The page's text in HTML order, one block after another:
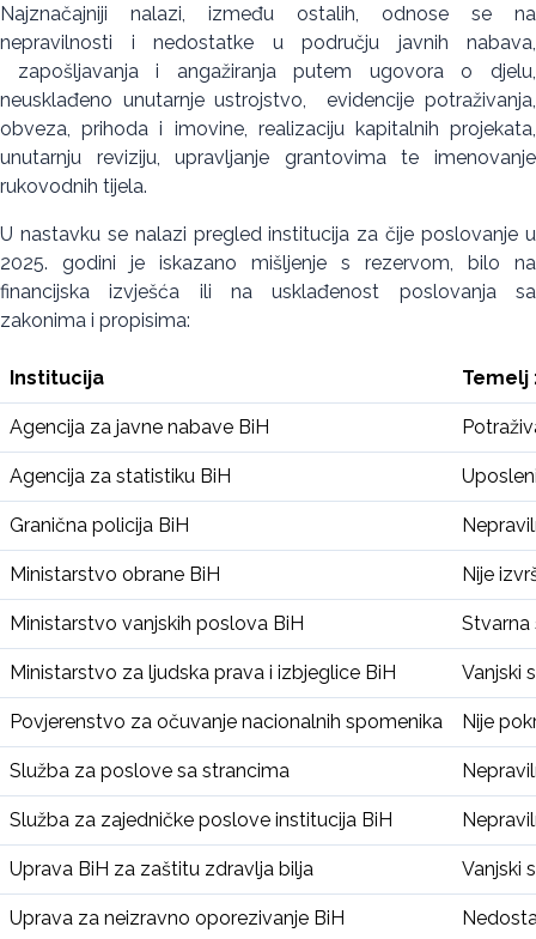
Najznačajniji nalazi, između ostalih, odnose se na
nepravilnosti i nedostatke u području javnih nabava,
zapošljavanja i angažiranja putem ugovora o djelu,
neusklađeno unutarnje ustrojstvo, evidencije potraživanja,
obveza, prihoda i imovine, realizaciju kapitalnih projekata,
unutarnju reviziju, upravljanje grantovima te imenovanje
rukovodnih tijela.
U nastavku se nalazi pregled institucija za čije poslovanje u
2025. godini je iskazano mišljenje s rezervom, bilo na
financijska izvješća ili na usklađenost poslovanja sa
zakonima i propisima:
Institucija Temelj
Agencija za javne nabave BiH
Agencija za statistiku BiH
Granična policija BiH
Ministarstvo obrane BiH Nije
Ministarstvo vanjskih poslova BiH Stvarna
Ministarstvo za ljudska prava i izbjeglice BiH Vanjski
Povjerenstvo za očuvanje nacionalnih spomenika Nije
Služba za poslove sa strancima
Služba za zajedničke poslove institucija BiH
Uprava BiH za zaštitu zdravlja bilja Vanjski
Uprava za neizravno oporezivanje BiH